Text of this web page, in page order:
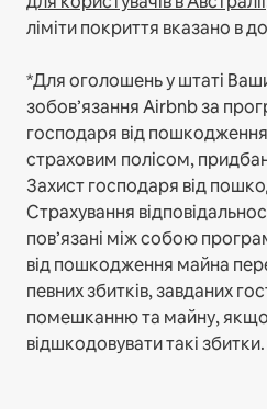
ліміти покриття вказано в
*Для оголошень у штаті
зобов’язання Airbnb за
господаря від
страховим полісом,
Захист господаря від
Страхування
пов’язані між собою
від пошкодження майна
певних збитків, завданих
помешканню та майну, якщо
відшкодовувати такі збитки.